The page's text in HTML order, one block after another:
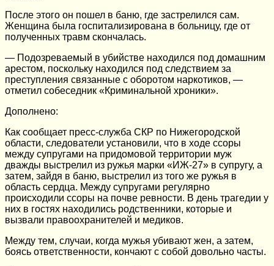
После этого он пошел в баню, где застрелился сам.
Женщина была госпитализирована в больницу, где от
полученных травм скончалась.
— Подозреваемый в убийстве находился под домашним
арестом, поскольку находился под следствием за
преступления связанные с оборотом наркотиков, —
отметил собеседник «Криминальной хроники».
Дополнено:
Как сообщает пресс-служба СКР по Нижегородской
области, следователи установили, что в ходе ссоры
между супругами на придомовой территории муж
дважды выстрелил из ружья марки «ИЖ-27» в супругу, а
затем, зайдя в баню, выстрелил из того же ружья в
область сердца. Между супругами регулярно
происходили ссоры на почве ревности. В день трагедии у
них в гостях находились родственники, которые и
вызвали правоохранителей и медиков.
Между тем, случаи, когда мужья убивают жен, а затем,
боясь ответственности, кончают с собой довольно часты.